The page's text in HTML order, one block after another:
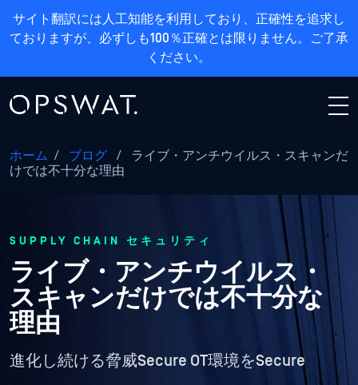
サイト翻訳には人工知能を利用しており、正確性を追求し
ておりますが、必ずしも100％正確とは限りません。ご了承
ください。
ホーム / ブログ /
ライブ・アンチウイルス・スキャンだ
けでは不十分な理由
SUPPLY CHAIN セキュリティ
ライブ・アンチウイルス・
スキャンだけでは不十分な
理由
進化し続ける脅威Secure OT環境をSecure